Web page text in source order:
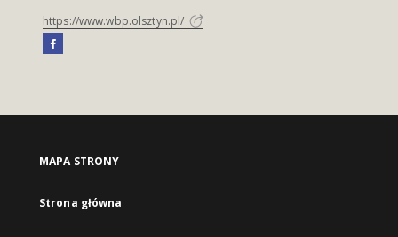
https://www.wbp.olsztyn.pl/
MAPA STRONY
Strona główna